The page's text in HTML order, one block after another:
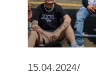
15.04.2024/